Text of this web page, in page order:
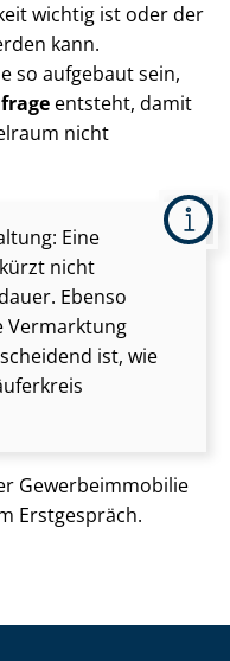
wichtig ist oder der
kann.
so aufgebaut sein,
entsteht, damit
nicht
Eine
nicht
Ebenso
Vermarktung
ist, wie
Ge­wer­be­im­mo­bi­lie
Erstgespräch.